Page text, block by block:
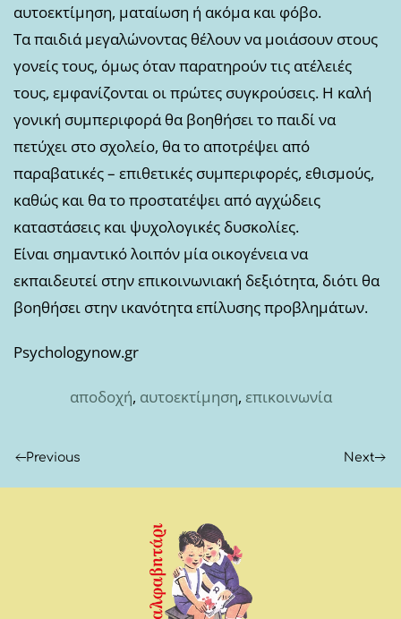
αυτοεκτίμηση, ματαίωση ή ακόμα και φόβο.
Τα παιδιά μεγαλώνοντας θέλουν να μοιάσουν στους
γονείς τους, όμως όταν παρατηρούν τις ατέλειές
τους, εμφανίζονται οι πρώτες συγκρούσεις. Η καλή
γονική συμπεριφορά θα βοηθήσει το παιδί να
πετύχει στο σχολείο, θα το αποτρέψει από
παραβατικές – επιθετικές συμπεριφορές, εθισμούς,
καθώς και θα το προστατέψει από αγχώδεις
καταστάσεις και ψυχολογικές δυσκολίες.
Είναι σημαντικό λοιπόν μία οικογένεια να
εκπαιδευτεί στην επικοινωνιακή δεξιότητα, διότι θα
βοηθήσει στην ικανότητα επίλυσης προβλημάτων.
Psychologynow.gr
αποδοχή, αυτοεκτίμηση, επικοινωνία
Previous Next